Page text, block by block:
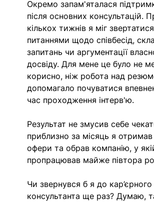
Окремо запам'яталася
після основних консультацій.
кількох тижнів я міг звертатися
питаннями щодо співбесід,
запитань чи аргументації
досвіду. Для мене це було не
корисно, ніж робота над
допомагало почуватися
час проходження інтерв'ю.
Результат не змусив себе
приблизно за місяць я
офери та обрав компанію, у
пропрацював майже півтора
Чи звернувся б я до кар’єрного
консультанта ще раз? Думаю,